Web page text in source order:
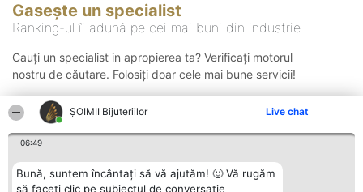
ŞOIMII Bijuteriilor Live chat
06:49
Bună, suntem încântați să vă ajutăm! 🙂 Vă rugăm
să faceți clic pe subiectul de conversație
Gasește un specialist
Ranking-ul îi adună pe cei mai buni din industrie
Cauți un specialist in apropierea ta? Verificați motorul
nostru de căutare. Folosiți doar cele mai bune servicii!